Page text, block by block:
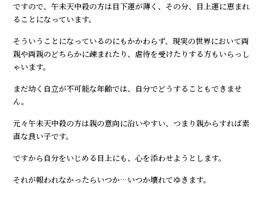
ですので、午未天中殺の方は目下運が薄く、その分、目上運に恵まれ
ることになっています。
そういうことになっているのにもかかわらず、現実の世界において両
親や両親のどちらかに疎まれたり、虐待を受けたりする方もいらっし
ゃいます。
まだ幼く自立が不可能な年齢では、自分でどうすることもできませ
ん。
元々午未天中殺の方は親の意向に沿いやすい、つまり親からすれば素
直な良い子です。
ですから自分をいじめる目上にも、心を添わせようとします。
それが報われなかったらいつか…いつか壊れてゆきます。